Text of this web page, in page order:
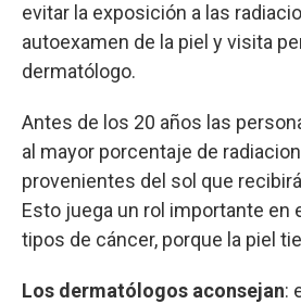
evitar la exposición a las
autoexamen de la piel y visita
dermatólogo.
Antes de los 20 años las
al mayor porcentaje de
provenientes del sol que
Esto juega un rol importante en
tipos de cáncer, porque la piel
Los dermatólogos aconsejan: